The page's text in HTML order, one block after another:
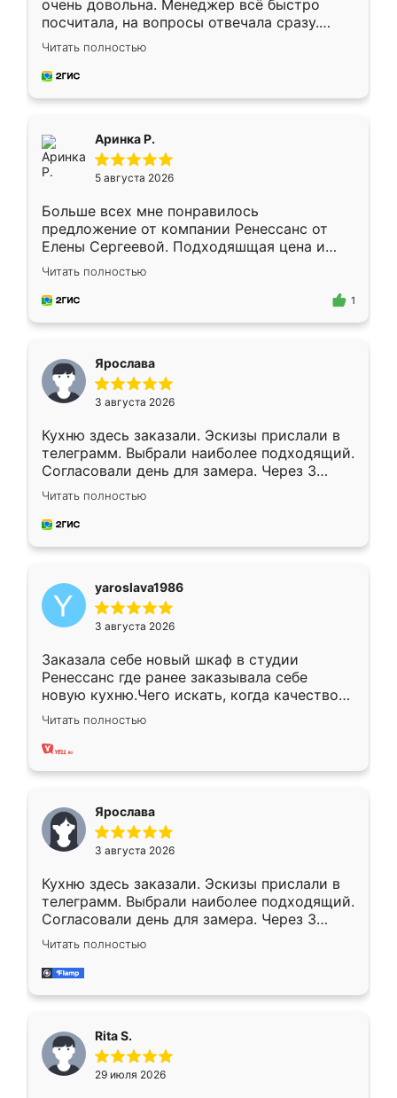
очень довольна. Менеджер всё быстро
посчитала, на вопросы отвечала сразу.
Замерщик приехал в субботу, подошёл к
делу со всей ответственностью. Собрали
за день, ребята работали аккуратно, даже
Читать полностью
Аринка Р.
5 августа 2026
Больше всех мне понравилось
предложение от компании Ренессанс от
Елены Сергеевой. Подходяшщая цена и
короткие сроки изготовления. Приехавший
для замера сотрудник Владислав
предложил по моему эскизу самый
Читать полностью
1
Ярослава
3 августа 2026
Кухню здесь заказали. Эскизы прислали в
телеграмм. Выбрали наиболее подходящий.
Согласовали день для замера. Через 3
недели кухня была уже готова. Остались
довольны работой. Спасибо Ренессанс
мебель за качественную работу!
Читать полностью
yaroslava1986
3 августа 2026
Заказала себе новый шкаф в студии
Ренессанс где ранее заказывала себе
новую кухню.Чего искать, когда качеством
вполне довольна. Служит кухня уже почти
два года, нареканий нет.
Читать полностью
Ярослава
3 августа 2026
Кухню здесь заказали. Эскизы прислали в
телеграмм. Выбрали наиболее подходящий.
Согласовали день для замера. Через 3
недели кухня была уже готова. Остались
довольны работой. Спасибо Ренессанс
мебель за качественную работу!
Читать полностью
Rita S.
29 июля 2026